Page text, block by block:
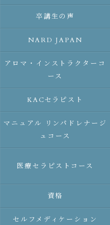
卒講生の声
NARD JAPAN
アロマ・インストラクターコ
ース
KACセラピスト
マニュアル リンパドレナージ
ュコース
医療セラピストコース
資格
セルフメディケーション